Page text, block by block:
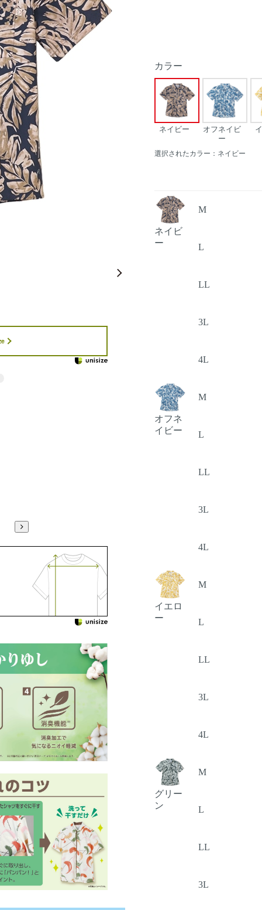
カラー
ネイビー
オフネイビ
ー
選択されたカラー：ネイビー
ネイビ
ー
M
L
LL
3L
4L
オフネ
イビー
M
L
LL
3L
4L
イエロ
ー
M
L
LL
3L
4L
グリー
ン
M
L
LL
3L